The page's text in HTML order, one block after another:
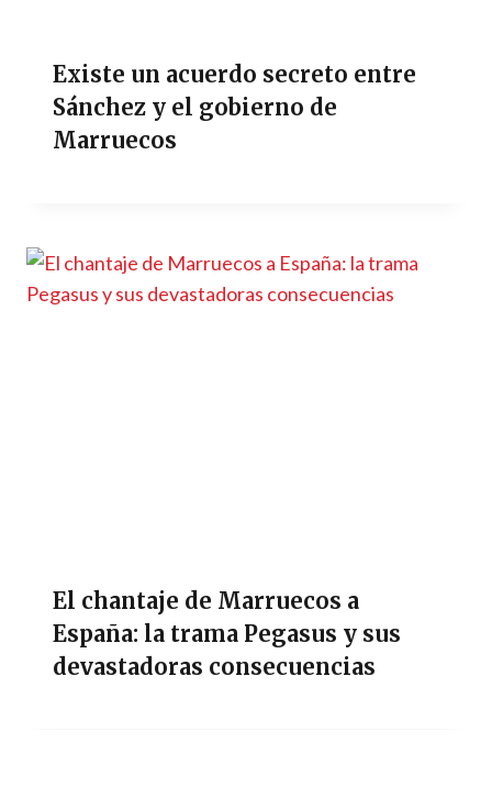
Existe un acuerdo secreto entre
Sánchez y el gobierno de
Marruecos
El chantaje de Marruecos a
España: la trama Pegasus y sus
devastadoras consecuencias